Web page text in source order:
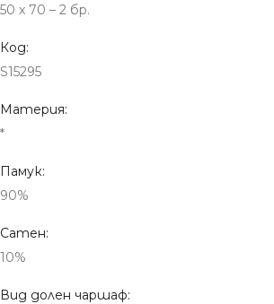
50 x 70 – 2 бр.
Код:
S15295
Материя:
*
Памук:
90%
Сатен:
10%
Вид долен чаршаф: